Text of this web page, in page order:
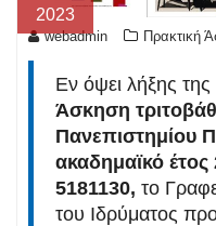
2023
webadmin Πρακτική
Εν όψει λήξης
Άσκηση
Πανεπιστημίου
ακαδημαϊκό
5181130, το
του Ιδρύματος